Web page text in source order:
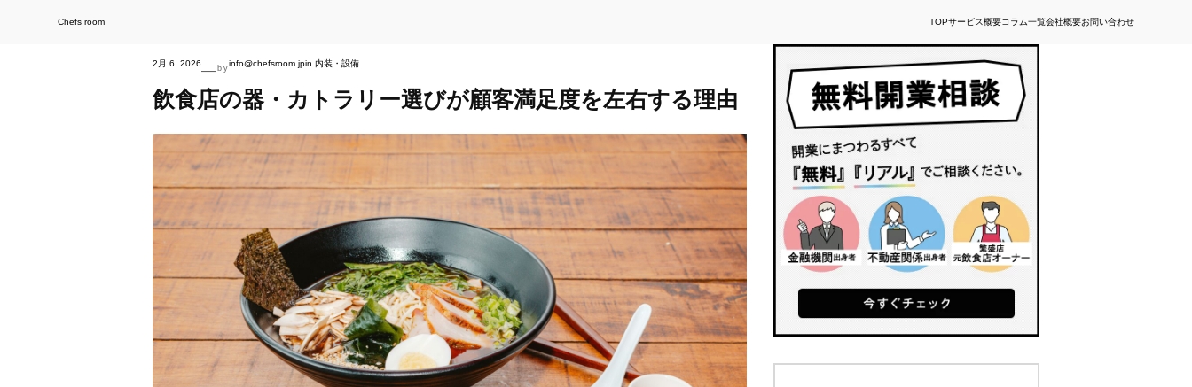
Chefs room TOPサービス概要コラム一覧会社概要お問い合わせ
2月 6, 2026—byinfo@chefsroom.jpin 内装・設備
飲食店の器・カトラリー選びが顧客満足度を左右する理由